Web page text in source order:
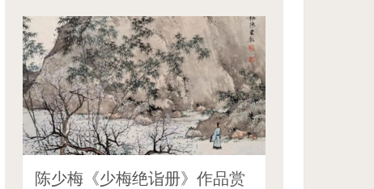
陈少梅《少梅绝诣册》作品赏